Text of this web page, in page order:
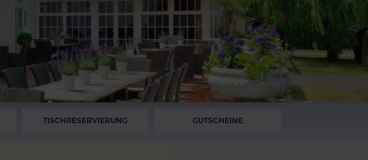
TISCHRESERVIERUNG GUTSCHEINE